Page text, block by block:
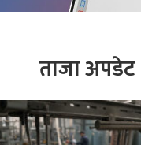
ताजा अपडेट